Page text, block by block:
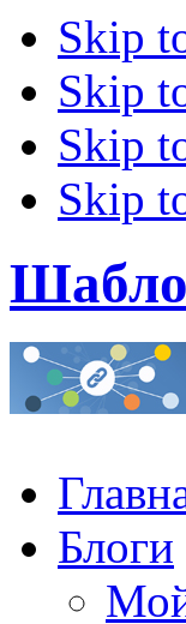
Skip
Skip
Skip
Skip
Блоги